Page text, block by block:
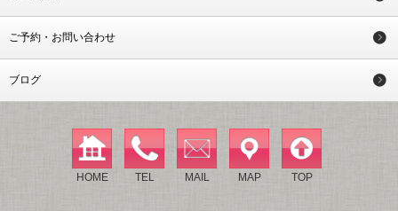
ご予約・お問い合わせ
ブログ
HOME TEL MAIL MAP TOP